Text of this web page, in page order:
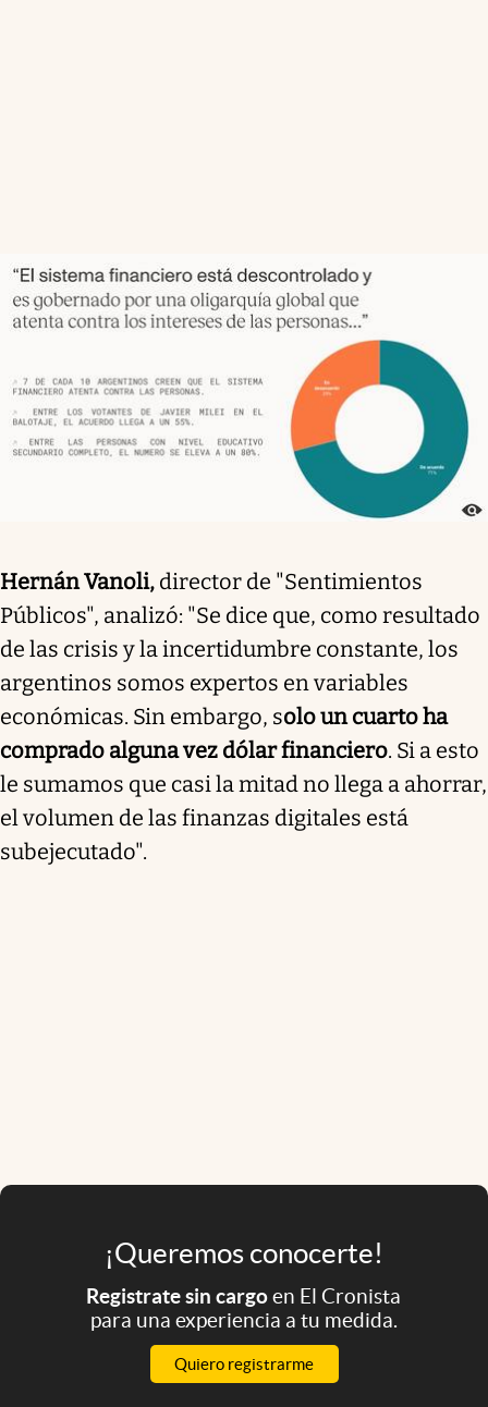
Hernán Vanoli, director de "Sentimientos
Públicos", analizó: "Se dice que, como resultado
de las crisis y la incertidumbre constante, los
argentinos somos expertos en variables
económicas. Sin embargo, solo un cuarto ha
comprado alguna vez dólar financiero. Si a esto
le sumamos que casi la mitad no llega a ahorrar,
el volumen de las finanzas digitales está
subejecutado".
¡Queremos conocerte!
Registrate sin cargoen El Cronista
para una experiencia a tu medida.
Quiero registrarme